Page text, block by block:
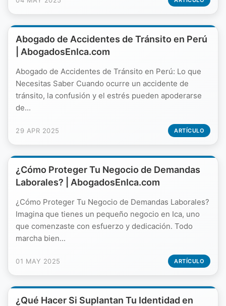
Abogado de Accidentes de Tránsito en Perú
| AbogadosEnIca.com
Abogado de Accidentes de Tránsito en Perú: Lo que
Necesitas Saber Cuando ocurre un accidente de
tránsito, la confusión y el estrés pueden apoderarse
de...
29 APR 2025 ARTÍCULO
¿Cómo Proteger Tu Negocio de Demandas
Laborales? | AbogadosEnIca.com
¿Cómo Proteger Tu Negocio de Demandas Laborales?
Imagina que tienes un pequeño negocio en Ica, uno
que comenzaste con esfuerzo y dedicación. Todo
marcha bien...
01 MAY 2025 ARTÍCULO
¿Qué Hacer Si Suplantan Tu Identidad en